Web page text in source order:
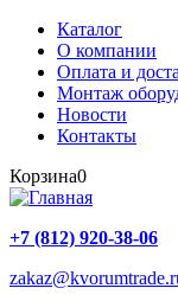
Каталог
О компании
Оплата и
Монтаж
Новости
Контакты
Корзина0
+7 (812) 920-38-06